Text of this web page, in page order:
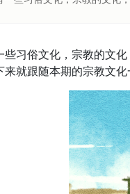
习俗文化，宗教的文
就跟随本期的宗教文化